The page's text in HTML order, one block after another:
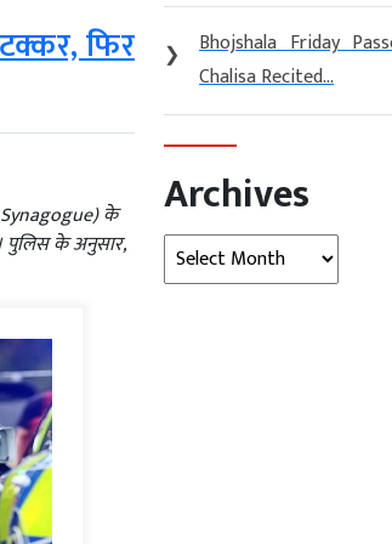
फिर
Synagogue) के
पुलिस के अनुसार,
❯
Bhojshala Friday
Chalisa Recited...
Archives
Archives